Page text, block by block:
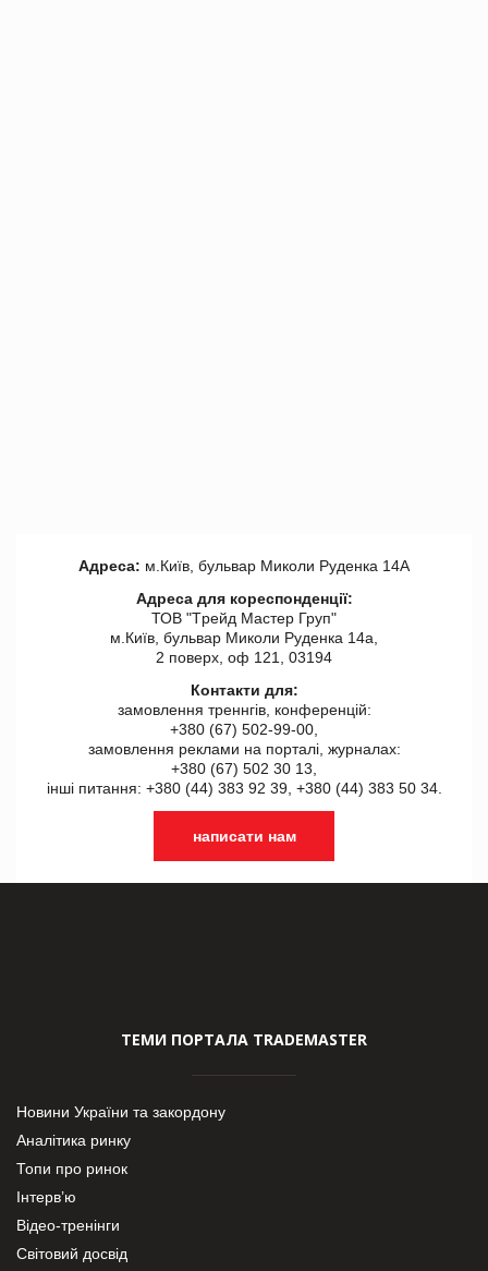
Адреса: м.Київ, бульвар Миколи Руденка 14А
Адреса для кореспонденції:
ТОВ "Tрейд Мастер Груп"
м.Київ, бульвар Миколи Руденка 14а,
2 поверх, оф 121, 03194
Контакти для:
замовлення треннгів, конференцій:
+380 (67) 502-99-00,
замовлення реклами на порталі, журналах:
+380 (67) 502 30 13,
інші питання: +380 (44) 383 92 39, +380 (44) 383 50 34.
написати нам
ТЕМИ ПОРТАЛА TRADEMASTER
Новини України та закордону
Аналітика ринку
Топи про ринок
Інтерв’ю
Відео-тренінги
Світовий досвід